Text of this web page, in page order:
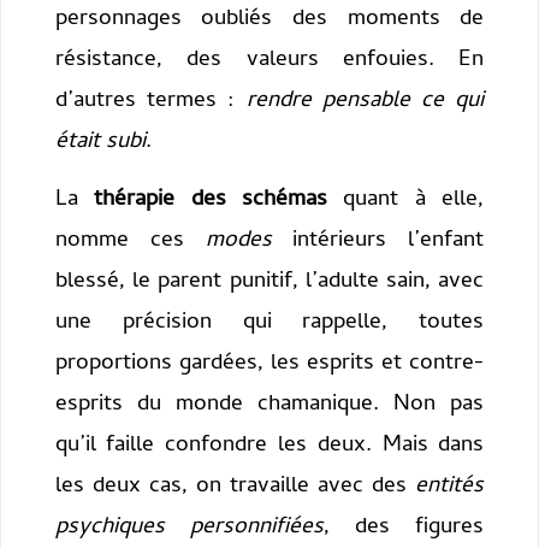
personnages oubliés des moments de
résistance, des valeurs enfouies. En
d’autres termes : rendre pensable ce qui
était subi.
Lathérapie des schémas quant à elle,
nomme ces modesintérieurs l’enfant
blessé, le parent punitif, l’adulte sain, avec
une précision qui rappelle, toutes
proportions gardées, les esprits et contre-
esprits du monde chamanique. Non pas
qu’il faille confondre les deux. Mais dans
les deux cas, on travaille avec des entités
psychiques personnifiées, des figures